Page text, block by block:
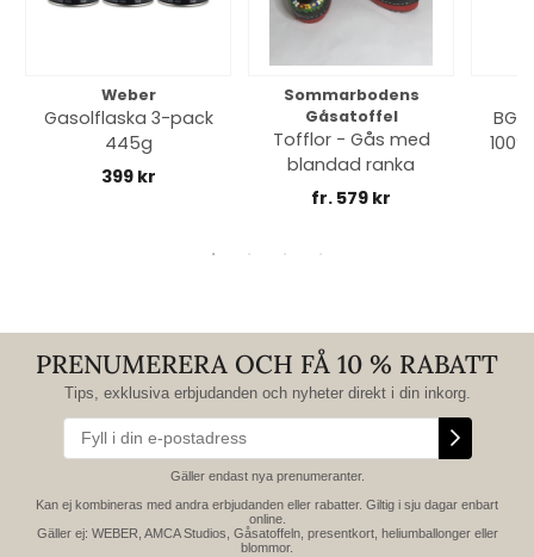
Weber
Gasolflaska 3-pack
445g
399 kr
Sommarbodens
Gåsatoffel
Tofflor - Gås med
blandad ranka
fr. 579 kr
PRENUMERERA OCH FÅ 10 % RABATT
Tips, exklusiva erbjudanden och nyheter direkt i din inkorg.
Gäller endast nya prenumeranter.
Kan ej kombineras med andra erbjudanden eller rabatter. Giltig i sju dagar enbart
online.
Gäller ej: WEBER, AMCA Studios, Gåsatoffeln, presentkort, heliumballonger eller
blommor.